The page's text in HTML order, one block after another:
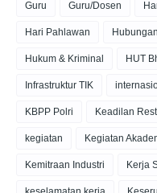
Guru Guru/Dosen
Hari Pahlawan
Hukum & Kriminal HUT
Infrastruktur TIK
KBPP Polri Keadilan
kegiatan Kegiatan
Kemitraan Industri Kerja